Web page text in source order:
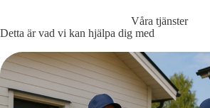
Våra tjänster
Detta är vad vi kan hjälpa dig med